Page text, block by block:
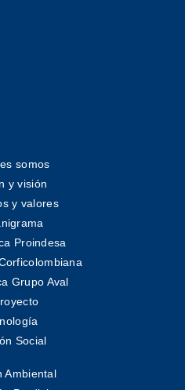
somos
y visión
y valores
Proindesa
Grupo Aval
Social
Ambiental